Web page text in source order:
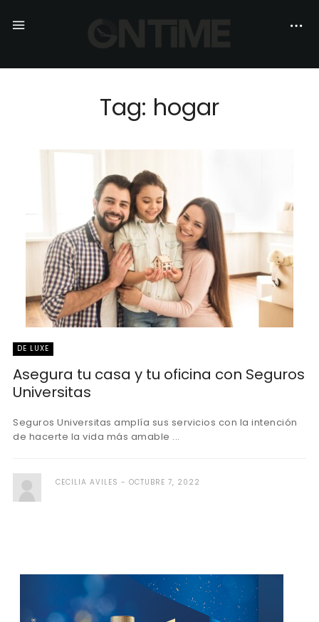
Tag: hogar
DE LUXE
Asegura tu casa y tu oficina con Seguros
Universitas
Seguros Universitas amplía sus servicios con la intención
de hacerte la vida más amable ...
CECILIA AVILES OCTUBRE 7, 2022